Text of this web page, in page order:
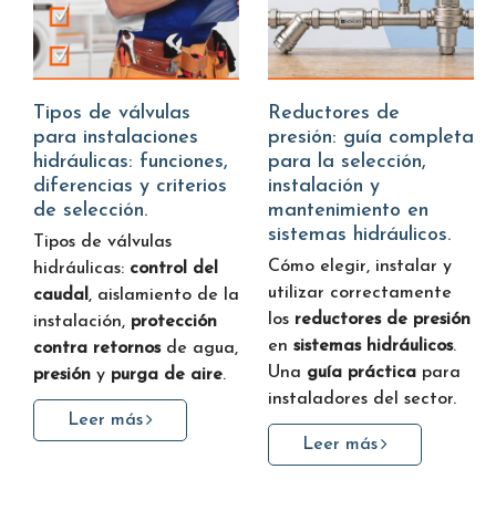
Tipos de válvulas
para instalaciones
hidráulicas: funciones,
diferencias y criterios
de selección.
Tipos de válvulas
hidráulicas: control del
caudal , aislamiento de la
instalación, protección
contra retornosde agua,
presión y purga de aire.
Leer más
Reductores de
presión: guía completa
para la selección,
instalación y
mantenimiento en
sistemas hidráulicos.
Cómo elegir, instalar y
utilizar correctamente
los reductores de presión
en sistemas hidráulicos.
Una guía práctica para
instaladores del sector.
Leer más